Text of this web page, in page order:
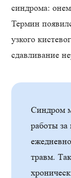
синдрома:
Термин
узкого
сдавливание
Синдром
работы
травм.